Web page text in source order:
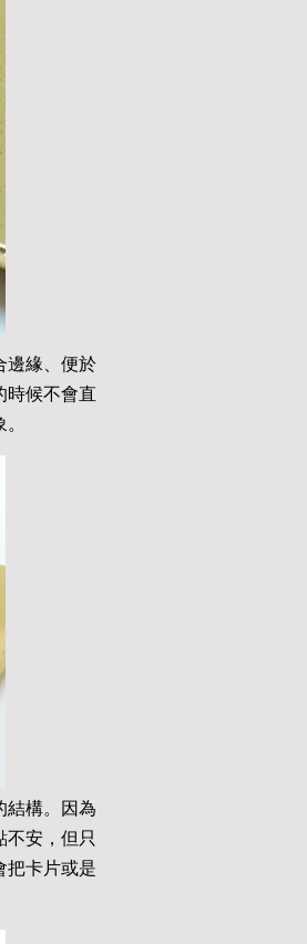
邊緣、便於
時候不會直
結構。因為
不安，但只
把卡片或是